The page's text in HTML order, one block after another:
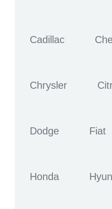
Cadillac
Chrysler
Dodge Fiat
Honda